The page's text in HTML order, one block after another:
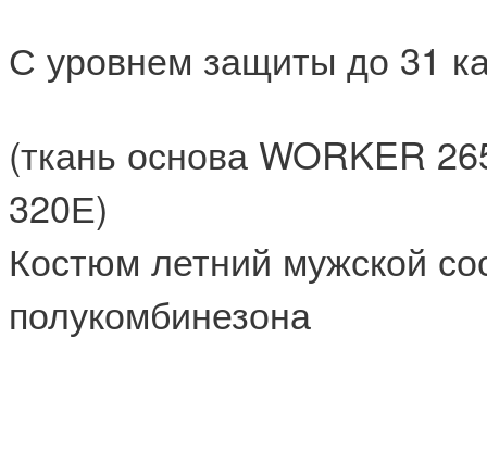
С уровнем защиты до 31
(ткань основа WORKER
320Е)
Костюм летний мужской
полукомбинезона